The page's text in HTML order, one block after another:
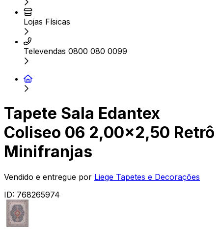
Lojas Físicas
Televendas 0800 080 0099
Tapete Sala Edantex
Coliseo 06 2,00x2,50 Retrô
Minifranjas
Vendido e entregue por Liege Tapetes e Decorações
ID: 768265974